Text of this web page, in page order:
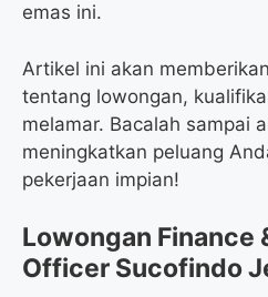
emas ini.
Artikel ini akan
tentang lowongan,
melamar. Bacalah sampai
meningkatkan peluang
pekerjaan impian!
Lowongan Finance
Officer Sucofindo